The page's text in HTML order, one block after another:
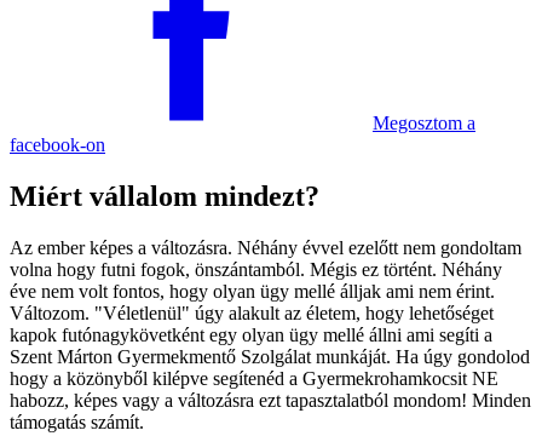
Megosztom a
facebook-on
Miért vállalom mindezt?
Az ember képes a változásra. Néhány évvel ezelőtt nem gondoltam
volna hogy futni fogok, önszántamból. Mégis ez történt. Néhány
éve nem volt fontos, hogy olyan ügy mellé álljak ami nem érint.
Változom. "Véletlenül" úgy alakult az életem, hogy lehetőséget
kapok futónagykövetként egy olyan ügy mellé állni ami segíti a
Szent Márton Gyermekmentő Szolgálat munkáját. Ha úgy gondolod
hogy a közönyből kilépve segítenéd a Gyermekrohamkocsit NE
habozz, képes vagy a változásra ezt tapasztalatból mondom! Minden
támogatás számít.